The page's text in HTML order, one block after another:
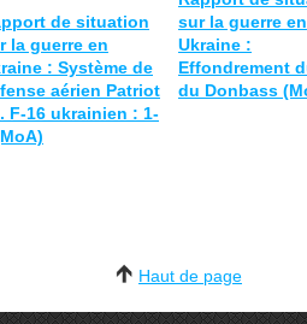
de situation
la guerre en
: Système de
aérien Patriot
F-16 ukrainien : 1-
sur la guerre en
Ukraine :
Effondrement
du Donbass
Haut de page